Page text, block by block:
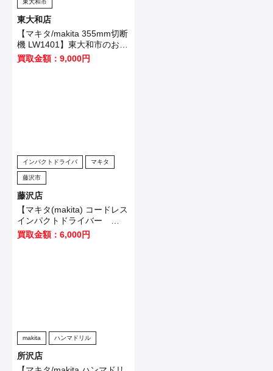
東大和市
東大和店
【マキタ/makita 355mm切断
機 LW1401】東大和市のお客
様から買取させていただきま
買取金額：9,000円
インパクトドライバ マキタ
藤沢市
藤沢店
【マキタ(makita) コードレス
インパクトドライバー
TD173DB】大田区のお客様
から買取させていただきまし
買取金額：6,000円
makita ハンマドリル
所沢店